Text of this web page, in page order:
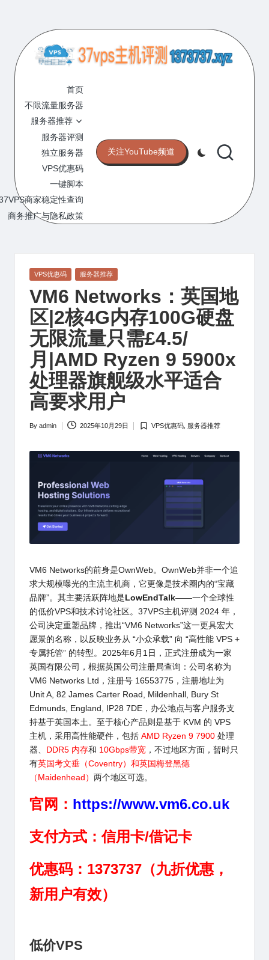
content
7
V
P
S
主
机
评
的
VPS
网
站
首页
不限流量服务器
服务器推荐
服务器评测
独立服务器
VPS优惠码
一键脚本
商家稳定性查询
商务推广与隐私政策
关注YouTube频道
Posted
VPS优惠码 服务器推荐
VM6 Networks：英国地
区|2核4G内存100G硬盘
无限流量只需£4.5/
月|AMD Ryzen 9 5900x
处理器旗舰级水平适合
高要求用户
Posted
By admin 2025年10月29日
Posted
VPS优惠码 服务器推荐
VM6 Networks的前身是OwnWeb。 OwnWeb并非一个追
求大规模曝光的主流主机商，它更像是技术圈内的“宝藏
品牌”。其主要活跃阵地是 LowEndTalk——一个全球性
的低价VPS和技术讨论社区。37VPS主机评测 2024 年，
公司决定重塑品牌，推出“VM6 Networks”这一更具宏大
愿景的名称，以反映业务从 “小众承载” 向 “高性能 VPS +
专属托管” 的转型。2025年6月1日，正式注册成为一家
英国有限公司，根据英国公司注册局查询：公司名称为
VM6 Networks Ltd ，注册号 16553775，注册地址为
Unit A, 82 James Carter Road, Mildenhall, Bury St
Edmunds, England, IP28 7DE，办公地点与客户服务支
持基于英国本土。至于核心产品则是基于 KVM 的 VPS
主机，采用高性能硬件，包括 AMD Ryzen 9 7900 处理
器、
DDR5 内存和 10Gbps带宽 ，不过地区方面，暂时只
有英国考文垂（Coventry）和英国梅登黑德
（Maidenhead） 两个地区可选。
官网： https://www.vm6.co.uk
支付方式：信用卡/借记卡
优惠码：1373737（九折优惠，
新用户有效）
低价VPS